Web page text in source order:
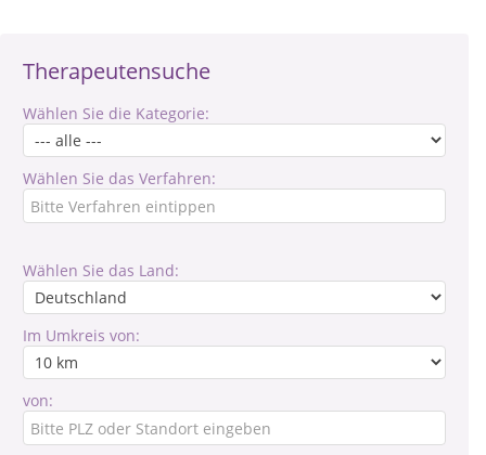
Therapeutensuche
Wählen Sie die Kategorie:
Wählen Sie das Verfahren:
Wählen Sie das Land:
Im Umkreis von:
von: